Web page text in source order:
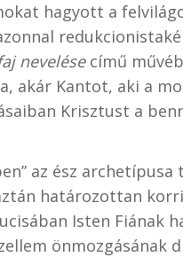
hagyott a
nevelésecímű
akár Kantot, aki a
Krisztust a
az ész
határozottan
Isten Fiának
önmozgásának